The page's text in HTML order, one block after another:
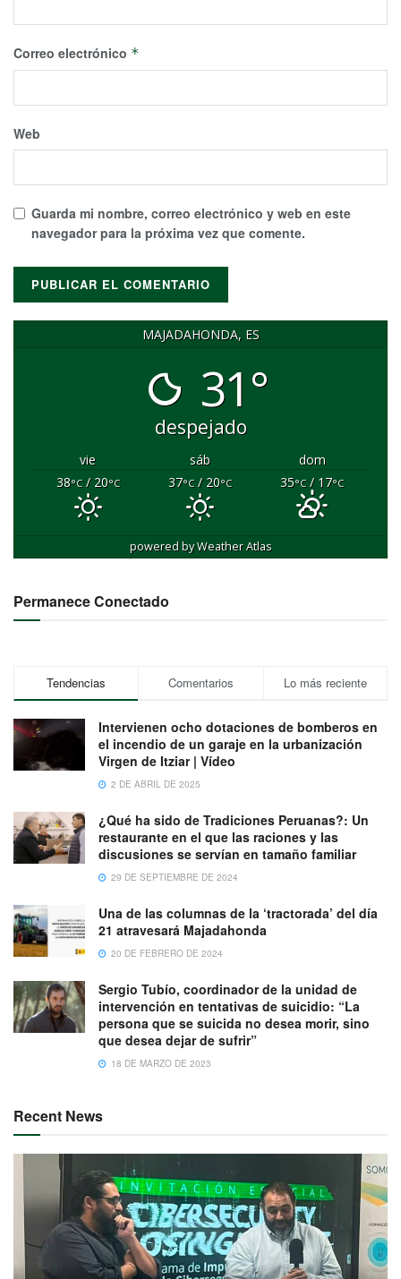
Correo electrónico *
Web
Guarda mi nombre, correo electrónico y web en este
navegador para la próxima vez que comente.
MAJADAHONDA, ES
31°
despejado
vie sáb
dom
38°C/ 20°C 37°C/ 20°C 35°C/ 17°C
powered byWeather Atlas
Permanece Conectado
Tendencias Comentarios Lo más reciente
Intervienen ocho dotaciones de bomberos en
el incendio de un garaje en la urbanización
Virgen de Itziar | Vídeo
2 DE ABRIL DE 2025
¿Qué ha sido de Tradiciones Peruanas?: Un
restaurante en el que las raciones y las
discusiones se servían en tamaño familiar
29 DE SEPTIEMBRE DE 2024
Una de las columnas de la ‘tractorada’ del día
21 atravesará Majadahonda
20 DE FEBRERO DE 2024
Sergio Tubío, coordinador de la unidad de
intervención en tentativas de suicidio: “La
persona que se suicida no desea morir, sino
que desea dejar de sufrir”
18 DE MARZO DE 2023
Recent News